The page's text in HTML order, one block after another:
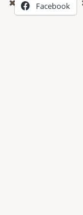
Facebook